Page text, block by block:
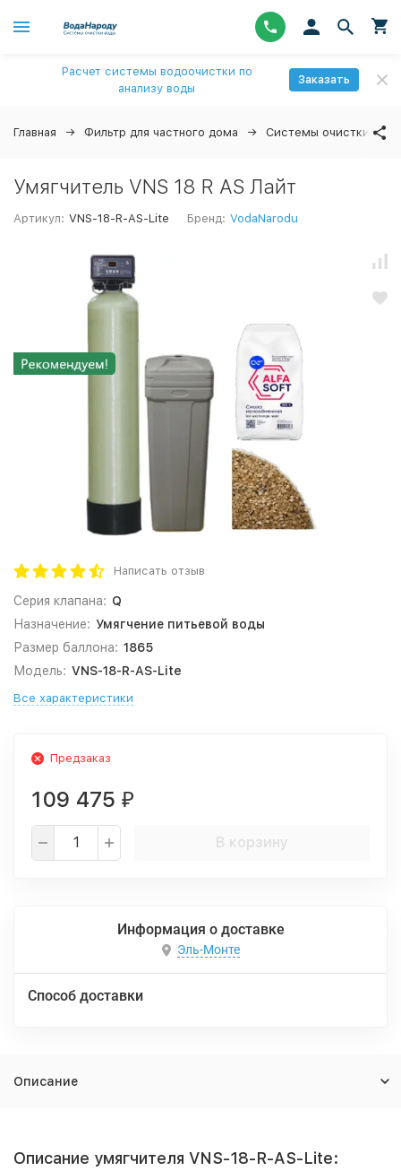
Расчет системы водоочистки по
анализу воды
Заказать
Главная Фильтр для частного дома Системы очистки воды
Умягчитель VNS 18 R AS Лайт
Артикул: VNS-18-R-AS-Lite Бренд: VodaNarodu
Написать отзыв
Серия клапана: Q
Назначение: Умягчение питьевой воды
Размер баллона: 1865
Модель: VNS-18-R-AS-Lite
Все характеристики
Предзаказ
109 475 ₽
В корзину
Информация о доставке
Эль-Монте
Способ доставки
Описание
Описание умягчителя VNS-18-R-AS-Lite: